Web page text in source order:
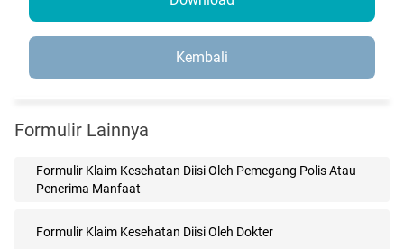
Kembali
Formulir Lainnya
Formulir Klaim Kesehatan Diisi Oleh Pemegang Polis Atau
Penerima Manfaat
Formulir Klaim Kesehatan Diisi Oleh Dokter